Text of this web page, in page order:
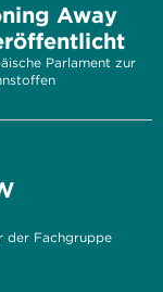
Away
Parlament zur
der Fachgruppe